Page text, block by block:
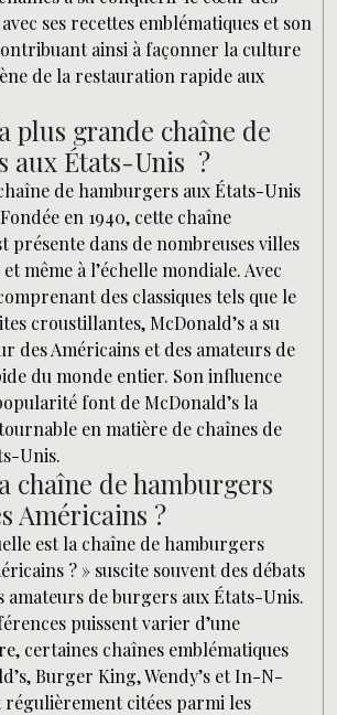
ses recettes emblématiques et son
ainsi à façonner la culture
de la restauration rapide aux
plus grande chaîne de
aux États-Unis ?
de hamburgers aux États-Unis
en 1940, cette chaîne
présente dans de nombreuses villes
même à l’échelle mondiale. Avec
des classiques tels que le
croustillantes, McDonald’s a su
des Américains et des amateurs de
du monde entier. Son influence
font de McDonald’s la
en matière de chaînes de
Unis.
chaîne de hamburgers
Américains ?
est la chaîne de hamburgers
? » suscite souvent des débats
amateurs de burgers aux États-Unis.
puissent varier d’une
certaines chaînes emblématiques
Burger King, Wendy’s et In-N-
citées parmi les